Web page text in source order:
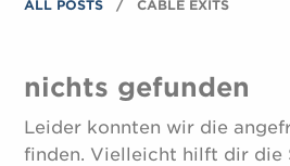
ALL POSTS CABLE EXITS
nichts gefunden
Leider konnten wir die
finden. Vielleicht hilft dir die